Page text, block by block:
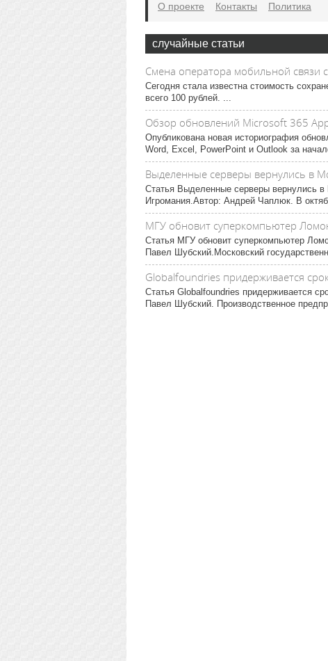
О проекте
Контакты Политика
случайные статьи
Смена оператора мобильной связи
Сегодня стала известна стоимость
всего 100 рублей. ...
Обзор обновлений Microsoft 365
Опубликована новая историография
Word, Excel, PowerPoint и Outlook за
Выделенные серверы вернулись в
Статья Выделенные серверы вернулись в
Игромания.Автор: Андрей Чаплюк. В
МГУ обновит суперкомпьютер
Статья МГУ обновит суперкомпьютер
Павел Шубский.Московский
Globalfoundries придерживается
Статья Globalfoundries придерживается
Павел Шубский. Производственное